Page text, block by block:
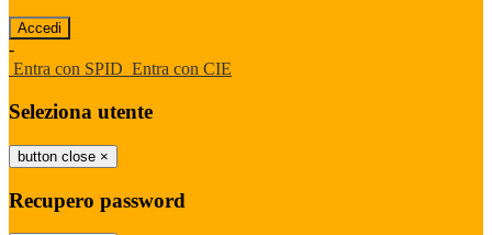
-
Entra con SPID Entra con CIE
Seleziona utente
button close ×
Recupero password